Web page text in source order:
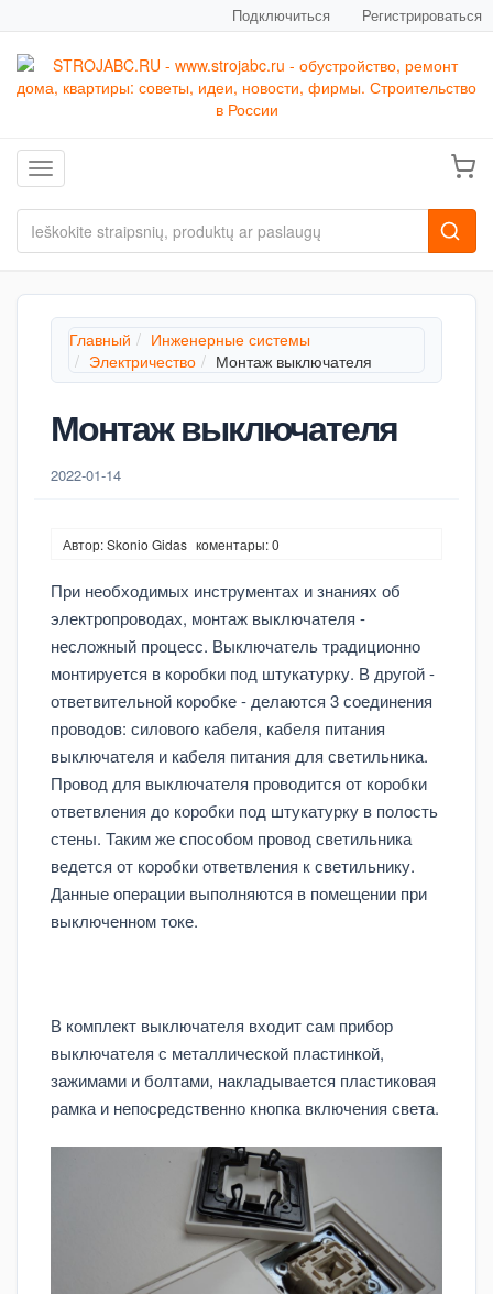
Подключиться Регистрироваться
Toggle navigation
Главный
Инженерные системы
Электричество
Монтаж выключателя
Монтаж выключателя
2022-01-14
Автор: Skonio Gidas коментары: 0
При необходимых инструментах и знаниях об
электропроводах, монтаж выключателя -
несложный процесс. Выключатель традиционно
монтируется в коробки под штукатурку. В другой -
ответвительной коробке - делаются 3 соединения
проводов: силового кабеля, кабеля питания
выключателя и кабеля питания для светильника.
Провод для выключателя проводится от коробки
ответвления до коробки под штукатурку в полость
стены. Таким же способом провод светильника
ведется от коробки ответвления к светильнику.
Данные операции выполняются в помещении при
выключенном токе.
В комплект выключателя входит сам прибор
выключателя с металлической пластинкой,
зажимами и болтами, накладывается пластиковая
рамка и непосредственно кнопка включения света.